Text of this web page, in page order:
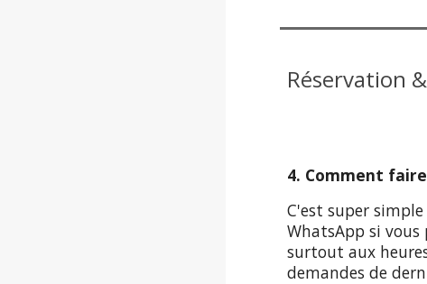
Réservation
4. Comment
C'est super
WhatsApp si
surtout aux
demandes de